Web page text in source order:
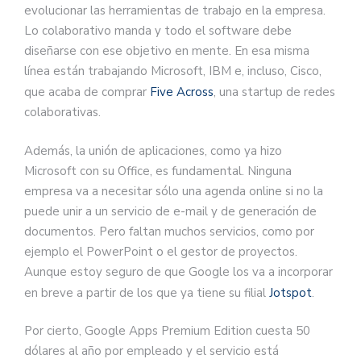
evolucionar las herramientas de trabajo en la empresa.
Lo colaborativo manda y todo el software debe
diseñarse con ese objetivo en mente. En esa misma
línea están trabajando Microsoft, IBM e, incluso, Cisco,
que acaba de comprar Five Across, una startup de redes
colaborativas.
Además, la unión de aplicaciones, como ya hizo
Microsoft con su Office, es fundamental. Ninguna
empresa va a necesitar sólo una agenda online si no la
puede unir a un servicio de e-mail y de generación de
documentos. Pero faltan muchos servicios, como por
ejemplo el PowerPoint o el gestor de proyectos.
Aunque estoy seguro de que Google los va a incorporar
en breve a partir de los que ya tiene su filial Jotspot.
Por cierto, Google Apps Premium Edition cuesta 50
dólares al año por empleado y el servicio está